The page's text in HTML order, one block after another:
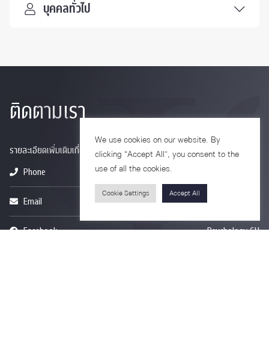
บุคคลทั่วไป
ติดตามเรา
รายละเอียดเพิ่มเติมเกี่ยวกับคณะ ติดตามข่าวสารคณะ
Phone
Email psy@chula.ac.th
Facebook Psychology CU
We use cookies on our website. By
clicking “Accept All”, you consent to the
use of all the cookies.
Cookie Settings Accept All